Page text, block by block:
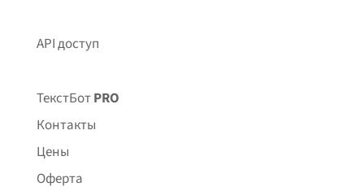
API доступ
ТекстБотPRO
Контакты
Цены
Оферта